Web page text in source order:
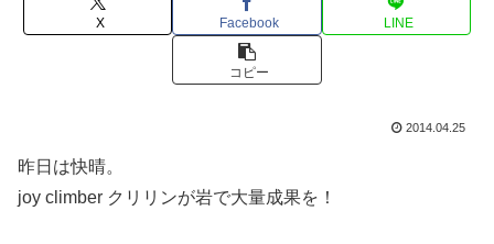
X Facebook LINE
コピー
2014.04.25
昨日は快晴。
joy climber クリリンが岩で大量成果を！